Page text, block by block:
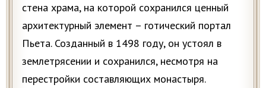
стена храма, на которой сохранился ценный
архитектурный элемент – готический портал
Пьета. Созданный в 1498 году, он устоял в
землетрясении и сохранился, несмотря на
перестройки составляющих монастыря.